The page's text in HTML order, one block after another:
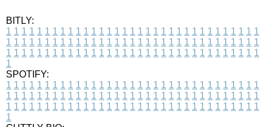
BITLY:
1 1 1 1 1 1 1 1 1 1 1 1 1 1 1 1 1 1 1 1 1 1 1 1 1 1 1 1 1 1 1 1 1
1 1 1 1 1 1 1 1 1 1 1 1 1 1 1 1 1 1 1 1 1 1 1 1 1 1 1 1 1 1 1 1 1
1 1 1 1 1 1 1 1 1 1 1 1 1 1 1 1 1 1 1 1 1 1 1 1 1 1 1 1 1 1 1 1 1
1
SPOTIFY:
1 1 1 1 1 1 1 1 1 1 1 1 1 1 1 1 1 1 1 1 1 1 1 1 1 1 1 1 1 1 1 1 1
1 1 1 1 1 1 1 1 1 1 1 1 1 1 1 1 1 1 1 1 1 1 1 1 1 1 1 1 1 1 1 1 1
1 1 1 1 1 1 1 1 1 1 1 1 1 1 1 1 1 1 1 1 1 1 1 1 1 1 1 1 1 1 1 1 1
1